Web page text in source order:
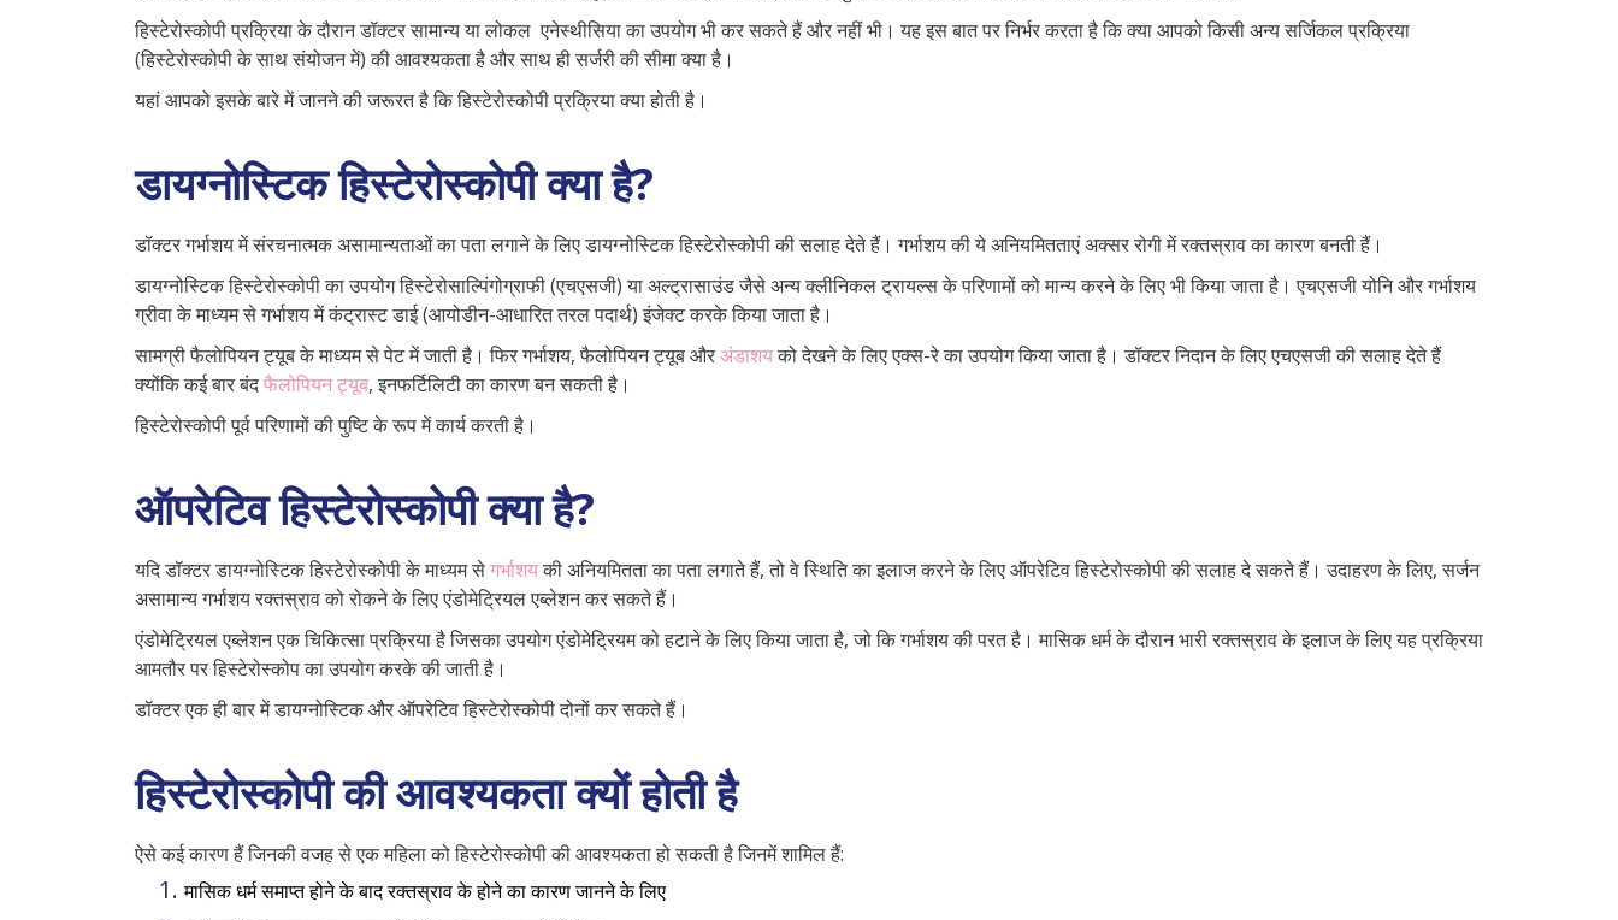
हिस्टेरोस्कोपी प्रक्रिया के दौरान डॉक्टर सामान्य या लोकल एनेस्थीसिया का उपयोग भी कर सकते हैं और नहीं भी। यह इस बात पर निर्भर करता है कि क्या आपको किसी अन्य सर्जिकल प्रक्रिया
(हिस्टेरोस्कोपी के साथ संयोजन में) की आवश्यकता है और साथ ही सर्जरी की सीमा क्या है।
यहां आपको इसके बारे में जानने की जरूरत है कि हिस्टेरोस्कोपी प्रक्रिया क्या होती है।
डायग्नोस्टिक हिस्टेरोस्कोपी क्या है?
डॉक्टर गर्भाशय में संरचनात्मक असामान्यताओं का पता लगाने के लिए डायग्नोस्टिक हिस्टेरोस्कोपी की सलाह देते हैं। गर्भाशय की ये अनियमितताएं अक्सर रोगी में रक्तस्राव का कारण बनती हैं।
डायग्नोस्टिक हिस्टेरोस्कोपी का उपयोग हिस्टेरोसाल्पिंगोग्राफी (एचएसजी) या अल्ट्रासाउंड जैसे अन्य क्लीनिकल ट्रायल्स के परिणामों को मान्य करने के लिए भी किया जाता है। एचएसजी योनि और गर्भाशय
ग्रीवा के माध्यम से गर्भाशय में कंट्रास्ट डाई (आयोडीन-आधारित तरल पदार्थ) इंजेक्ट करके किया जाता है।
सामग्री फैलोपियन ट्यूब के माध्यम से पेट में जाती है। फिर गर्भाशय, फैलोपियन ट्यूब औरअंडाशयको देखने के लिए एक्स-रे का उपयोग किया जाता है। डॉक्टर निदान के लिए एचएसजी की सलाह देते हैं
क्योंकि कई बार बंदफैलोपियन ट्यूब, इनफर्टिलिटी का कारण बन सकती है।
हिस्टेरोस्कोपी पूर्व परिणामों की पुष्टि के रूप में कार्य करती है।
ऑपरेटिव हिस्टेरोस्कोपी क्या है?
यदि डॉक्टर डायग्नोस्टिक हिस्टेरोस्कोपी के माध्यम सेगर्भाशयकी अनियमितता का पता लगाते हैं, तो वे स्थिति का इलाज करने के लिए ऑपरेटिव हिस्टेरोस्कोपी की सलाह दे सकते हैं। उदाहरण के लिए, सर्जन
असामान्य गर्भाशय रक्तस्राव को रोकने के लिए एंडोमेट्रियल एब्लेशन कर सकते हैं।
एंडोमेट्रियल एब्लेशन एक चिकित्सा प्रक्रिया है जिसका उपयोग एंडोमेट्रियम को हटाने के लिए किया जाता है, जो कि गर्भाशय की परत है। मासिक धर्म के दौरान भारी रक्तस्राव के इलाज के लिए यह प्रक्रिया
आमतौर पर हिस्टेरोस्कोप का उपयोग करके की जाती है।
डॉक्टर एक ही बार में डायग्नोस्टिक और ऑपरेटिव हिस्टेरोस्कोपी दोनों कर सकते हैं।
हिस्टेरोस्कोपी की आवश्यकता क्यों होती है
ऐसे कई कारण हैं जिनकी वजह से एक महिला को हिस्टेरोस्कोपी की आवश्यकता हो सकती है जिनमें शामिल हैं:
मासिक धर्म समाप्त होने के बाद रक्तस्राव के होने का कारण जानने के लिए